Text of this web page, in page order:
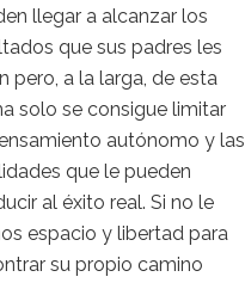
llegar a alcanzar los
que sus padres les
pero, a la larga, de esta
solo se consigue limitar
autónomo y las
que le pueden
al éxito real. Si no le
espacio y libertad para
su propio camino